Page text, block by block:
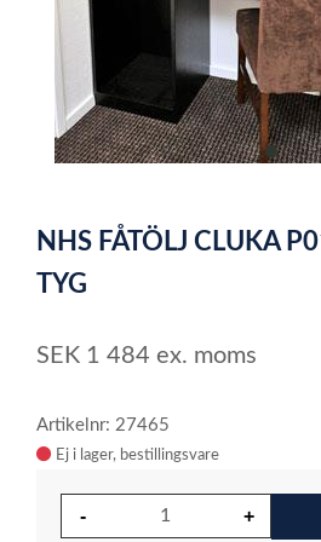
item
of
1
NHS FÅTÖLJ CLUKA
TYG
SEK 1 484 ex. moms
Artikelnr: 27465
Ej i lager